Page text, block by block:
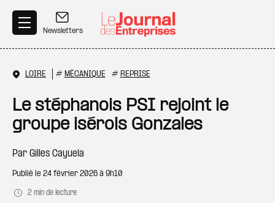
Newsletters
LOIRE # MÉCANIQUE # REPRISE
Le stéphanois PSI rejoint le
groupe isérois Gonzales
Par Gilles Cayuela
Publié le 24 février 2026 à 9h10
2 min de lecture